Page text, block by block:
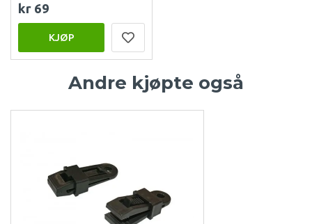
kr 69
KJØP
Andre kjøpte også